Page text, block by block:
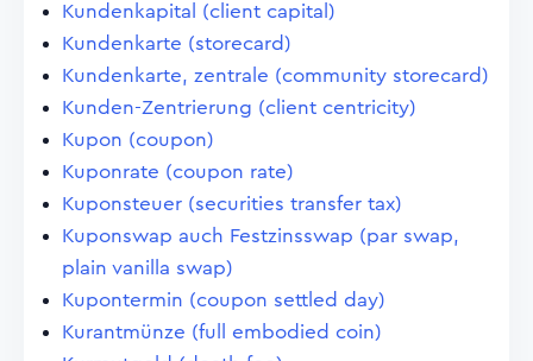
Kundenkapital (client capital)
Kundenkarte (storecard)
Kundenkarte, zentrale (community storecard)
Kunden-Zentrierung (client centricity)
Kupon (coupon)
Kuponrate (coupon rate)
Kuponsteuer (securities transfer tax)
Kuponswap auch Festzinsswap (par swap,
plain vanilla swap)
Kupontermin (coupon settled day)
Kurantmünze (full embodied coin)